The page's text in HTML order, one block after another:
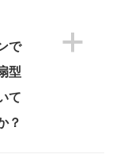
a
で
型
て
？